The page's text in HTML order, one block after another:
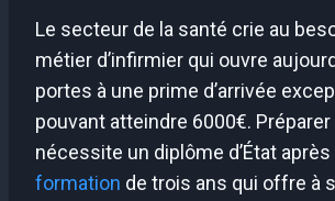
Le secteur de la santé crie au
métier d’infirmier qui ouvre
portes à une prime d’arrivée
pouvant atteindre 6000€.
nécessite un diplôme d’État après
formation de trois ans qui offre à